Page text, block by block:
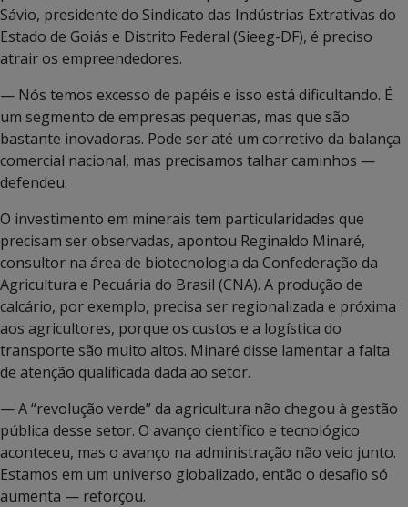
Sávio, presidente do Sindicato das Indústrias Extrativas do
Estado de Goiás e Distrito Federal (Sieeg-DF), é preciso
atrair os empreendedores.
— Nós temos excesso de papéis e isso está dificultando. É
um segmento de empresas pequenas, mas que são
bastante inovadoras. Pode ser até um corretivo da balança
comercial nacional, mas precisamos talhar caminhos —
defendeu.
O investimento em minerais tem particularidades que
precisam ser observadas, apontou Reginaldo Minaré,
consultor na área de biotecnologia da Confederação da
Agricultura e Pecuária do Brasil (CNA). A produção de
calcário, por exemplo, precisa ser regionalizada e próxima
aos agricultores, porque os custos e a logística do
transporte são muito altos. Minaré disse lamentar a falta
de atenção qualificada dada ao setor.
— A “revolução verde” da agricultura não chegou à gestão
pública desse setor. O avanço científico e tecnológico
aconteceu, mas o avanço na administração não veio junto.
Estamos em um universo globalizado, então o desafio só
aumenta — reforçou.